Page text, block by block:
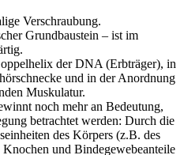
Verschraubung.
Grundbaustein – ist im
der DNA (Erbträger), in
und in der Anordnung
Muskulatur.
noch mehr an Bedeutung,
betrachtet werden: Durch die
des Körpers (z.B. des
und Bindegewebeanteile